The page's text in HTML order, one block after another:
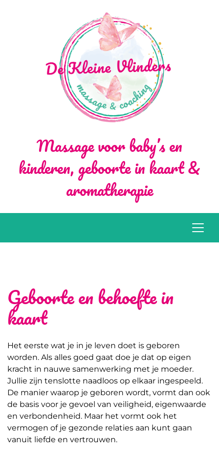
Massage voor baby’s en
kinderen, geboorte in kaart &
aromatherapie
Geboorte en behoefte in
kaart
Het eerste wat je in je leven doet is geboren
worden. Als alles goed gaat doe je dat op eigen
kracht in nauwe samenwerking met je moeder.
Jullie zijn tenslotte naadloos op elkaar ingespeeld.
De manier waarop je geboren wordt, vormt dan ook
de basis voor je gevoel van veiligheid, eigenwaarde
en verbondenheid. Maar het vormt ook het
vermogen of je gezonde relaties aan kunt gaan
vanuit liefde en vertrouwen.